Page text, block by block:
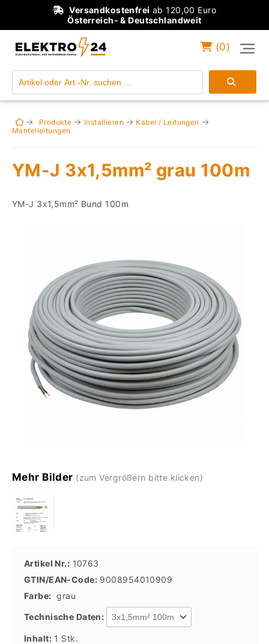
Versandkostenfrei ab 120,00 Euro
Österreich- & Deutschlandweit
Einloggen
(0)
Produkte Installieren
Kabel / Leitungen
Mantelleitungen
YM-J 3x1,5mm² grau 100m
YM-J 3x1,5mm² Bund 100m
Mehr Bilder (zum Vergrößern bitte klicken)
Artikel Nr.: 10763
GTIN/EAN-Code: 9008954010909
Farbe: grau
Technische Daten:
Inhalt: 1 Stk.